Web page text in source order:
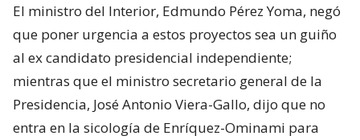
El ministro del Interior, Edmundo Pérez Yoma, negó
que poner urgencia a estos proyectos sea un guiño
al ex candidato presidencial independiente;
mientras que el ministro secretario general de la
Presidencia, José Antonio Viera-Gallo, dijo que no
entra en la sicología de Enríquez-Ominami para